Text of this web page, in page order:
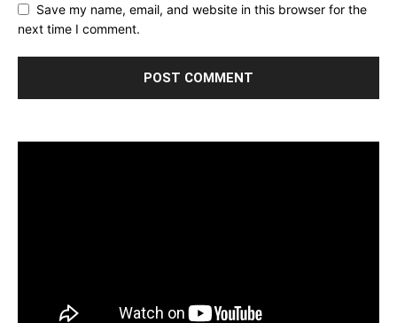
Save my name, email, and website in this browser for the
next time I comment.